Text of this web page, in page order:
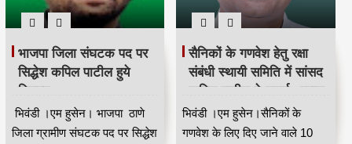
भाजपा जिला संघटक पद पर
सिद्धेश कपिल पाटील हुये
नियुक्त
भिवंडी ।एम हुसेन। भाजपा ठाणे
जिला ग्रामीण संघटक पद पर सिद्धेश
सैनिकों के गणवेश हेतु रक्षा
संबंधी स्थायी समिति में सांसद
कपिल पाटील ने उठाई आवाज
भिवंडी ।एम हुसेन।सैनिकों के
गणवेश के लिए दिए जाने वाले 10